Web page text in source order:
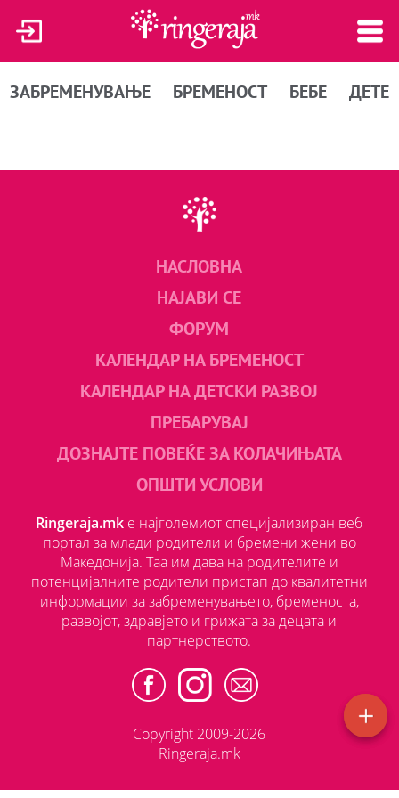
ЗАБРЕМЕНУВАЊЕ БРЕМЕНОСТ БЕБЕ ДЕТЕ
НАСЛОВНА
НАЈАВИ СЕ
ФОРУМ
КАЛЕНДАР НА БРЕМЕНОСТ
КАЛЕНДАР НА ДЕТСКИ РАЗВОЈ
ПРЕБАРУВАЈ
ДОЗНАЈТЕ ПОВЕЌЕ ЗА КОЛАЧИЊАТА
ОПШТИ УСЛОВИ
Ringeraja.mk е најголемиот специјализиран веб
портал за млади родители и бремени жени во
Македонија. Таа им дава на родителите и
потенцијалните родители пристап до квалитетни
информации за забременувањето, бременоста,
развојот, здравјето и грижата за децата и
партнерството.
Copyright 2009-2026
Ringeraja.mk